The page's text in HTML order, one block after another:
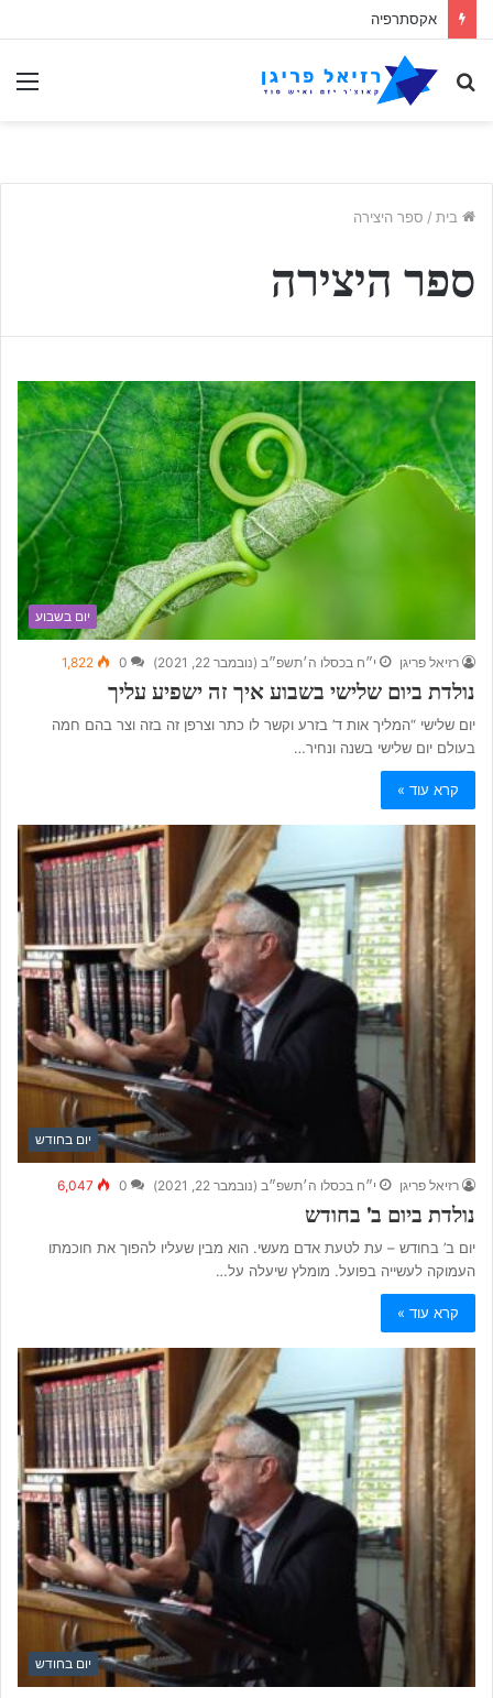
אקסתרפיה
לחפש
בית / ספר היצירה
ספר היצירה
יום בשבוע
רזיאל פריגן י״ח בכסלו ה׳תשפ״ב (נובמבר 22, 2021) 0
1,822
נולדת ביום שלישי בשבוע איך זה ישפיע עליך
יום שלישי “המליך אות ד’ בזרע וקשר לו כתר וצרפן זה בזה וצר בהם חמה
בעולם יום שלישי בשנה ונחיר…
קרא עוד »
יום בחודש
רזיאל פריגן י״ח בכסלו ה׳תשפ״ב (נובמבר 22, 2021) 0
6,047
נולדת ביום ב’ בחודש
יום ב’ בחודש – עת לטעת אדם מעשי. הוא מבין שעליו להפוך את חוכמתו
העמוקה לעשייה בפועל. מומלץ שיעלה על…
קרא עוד »
יום בחודש